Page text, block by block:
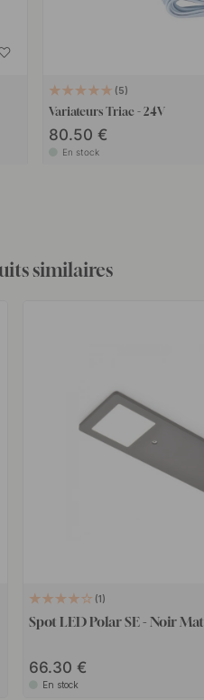
5
Variateurs Triac - 24V
80.50 €
En stock
similaires
1
Spot LED Polar SE - Noir Mat
66.30
En stock